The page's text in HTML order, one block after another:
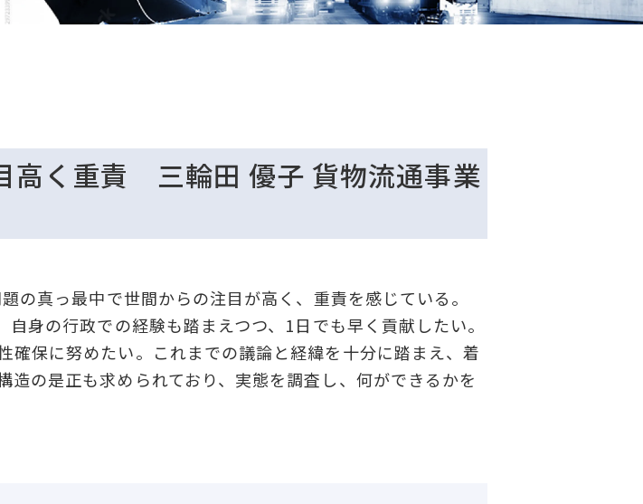
高く重責 三輪田 優子 貨物流通事業
真っ最中で世間からの注目が高く、重責を感じている。
身の行政での経験も踏まえつつ、1日でも早く貢献したい。
保に努めたい。これまでの議論と経緯を十分に踏まえ、着
の是正も求められており、実態を調査し、何ができるかを